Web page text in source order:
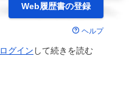
Web履歴書の登録
ヘルプ
ログイン して続きを読む